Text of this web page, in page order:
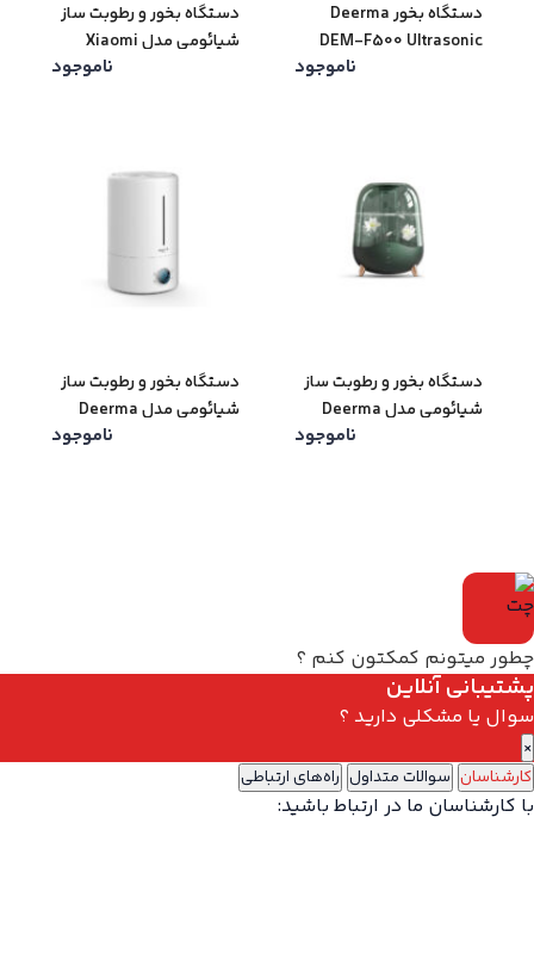
دستگاه بخور Deerma
DEM-F500 Ultrasonic
ناموجود
دستگاه بخور و رطوبت ساز
شیائومی مدل Xiaomi
Deerma DEM-F325ناموجود
دستگاه بخور و رطوبت ساز
شیائومی مدل Deerma
ناموجود
دستگاه بخور و رطوبت ساز
شیائومی مدل Deerma
ناموجود
چطور میتونم کمکتون کنم ؟
پشتیبانی آنلاین
سوال یا مشکلی دارید ؟
×
کارشناسان سوالات متداول راه‌های ارتباطی
با کارشناسان ما در ارتباط باشید: